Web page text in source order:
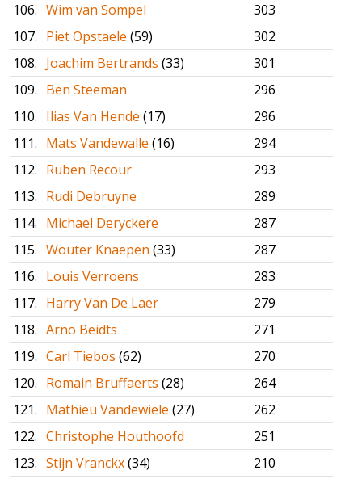
106. Wim van Sompel
303
107. Piet Opstaele (59)
302
108. Joachim Bertrands (33)
301
109. Ben Steeman
296
110. Ilias Van Hende (17)
296
111. Mats Vandewalle (16)
294
112. Ruben Recour
293
113. Rudi Debruyne
289
114. Michael Deryckere
287
115. Wouter Knaepen (33)
287
116. Louis Verroens
283
117. Harry Van De Laer
279
118. Arno Beidts
271
119. Carl Tiebos (62)
270
120. Romain Bruffaerts (28)
264
121. Mathieu Vandewiele (27)
262
122. Christophe Houthoofd
251
123. Stijn Vranckx(34) 210